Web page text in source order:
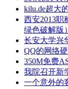
kilu.de超大
西安2013职
绿色破解版）
长安大学兴
QQ的网络
350M免费
我院召开新
一个意外的